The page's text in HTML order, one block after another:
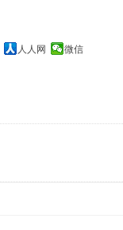
人人网 微信